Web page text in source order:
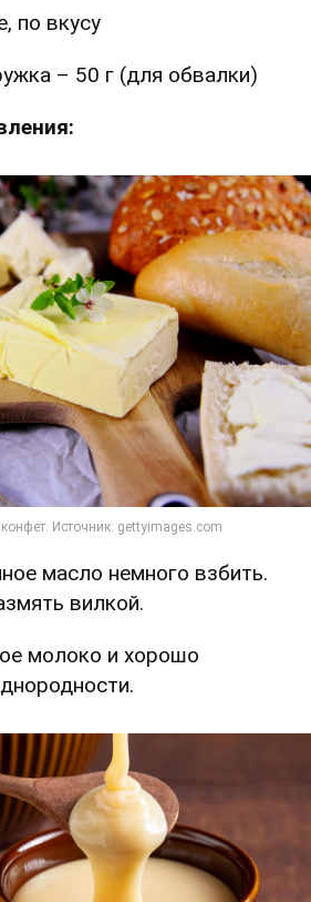
по вкусу
– 50 г (для обвалки)
масло немного взбить.
вилкой.
молоко и хорошо